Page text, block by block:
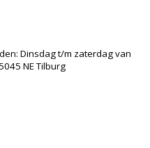
Dinsdag t/m zaterdag van
NE Tilburg